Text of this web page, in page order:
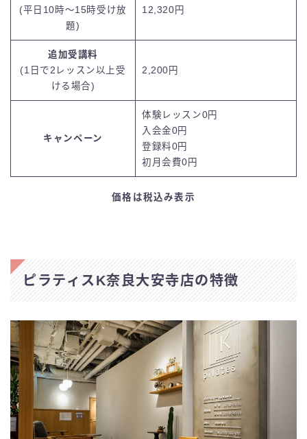
(平日10時～15時受け放
題)
12,320円
追加受講料
(1日で2レッスン以上受
ける場合)
2,200円
キャンペーン
体験レッスン0円
入会金0円
登録料0円
初月会費0円
価格は税込み表示
ピラティスK奈良大安寺店の特徴